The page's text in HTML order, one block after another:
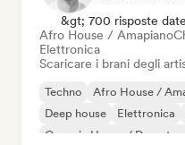
&gt; 700 risposte date
Afro House / Amapiano
Elettronica
Scaricare i brani degli
Techno Afro House /
Deep house
Elettronica
Organic House /